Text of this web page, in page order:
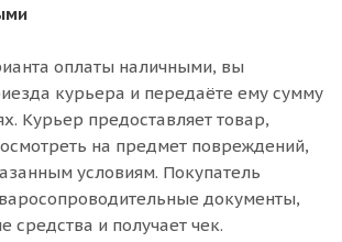
оплаты наличными, вы
курьера и передаёте ему сумму
Курьер предоставляет товар,
на предмет повреждений,
условиям. Покупатель
документы,
средства и получает чек.